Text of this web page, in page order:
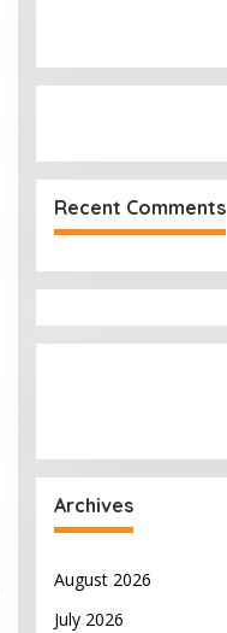
Recent Comments
Archives
August 2026
July 2026